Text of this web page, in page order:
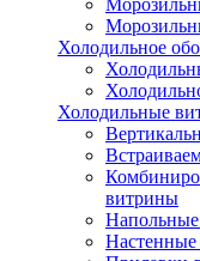
Холодильное
Холодильные
витрины